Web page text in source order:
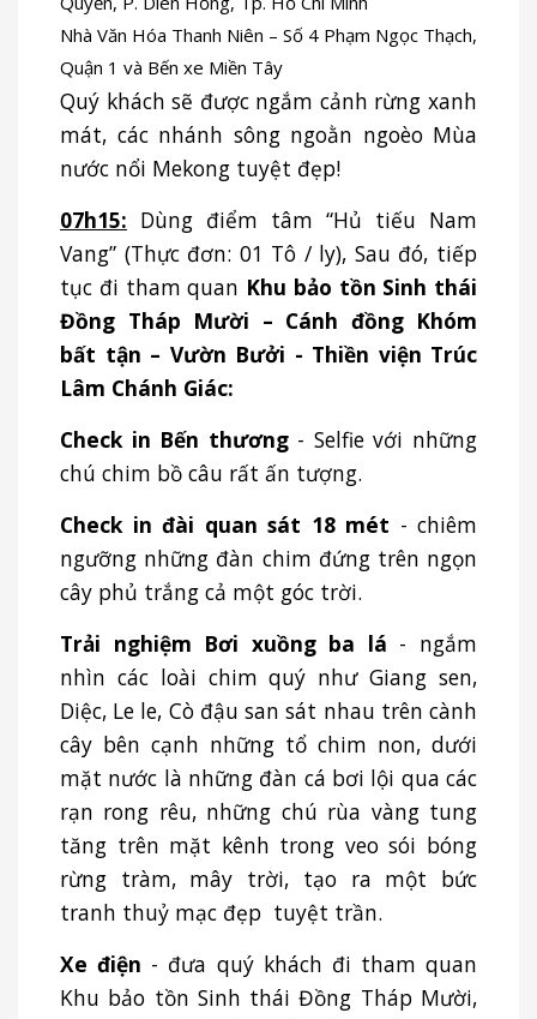
Nhà Văn Hóa Thanh Niên – Số 4 Phạm Ngọc Thạch,
Quận 1 và Bến xe Miền Tây
Quý khách sẽ được ngắm cảnh rừng xanh
mát, các nhánh sông ngoằn ngoèo Mùa
nước nổi Mekong tuyệt đẹp!
07h15: Dùng điểm tâm “Hủ tiếu Nam
Vang” (Thực đơn: 01 Tô / ly), Sau đó, tiếp
tục đi tham quan Khu bảo tồn Sinh thái
Đồng Tháp Mười – Cánh đồng Khóm
bất tận – Vườn Bưởi - Thiền viện Trúc
Lâm Chánh Giác:
Check in Bến thương- Selfie với những
chú chim bồ câu rất ấn tượng.
Check in đài quan sát 18 mét - chiêm
ngưỡng những đàn chim đứng trên ngọn
cây phủ trắng cả một góc trời.
Trải nghiệm Bơi xuồng ba lá - ngắm
nhìn các loài chim quý như Giang sen,
Diệc, Le le, Cò đậu san sát nhau trên cành
cây bên cạnh những tổ chim non, dưới
mặt nước là những đàn cá bơi lội qua các
rạn rong rêu, những chú rùa vàng tung
tăng trên mặt kênh trong veo sói bóng
rừng tràm, mây trời, tạo ra một bức
tranh thuỷ mạc đẹp tuyệt trần.
Xe điện - đưa quý khách đi tham quan
Khu bảo tồn Sinh thái Đồng Tháp Mười,